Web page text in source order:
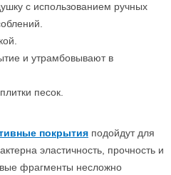
с использованием ручных
и утрамбовывают в
песок.
покрытия подойдут для
эластичность, прочность и
фрагменты несложно